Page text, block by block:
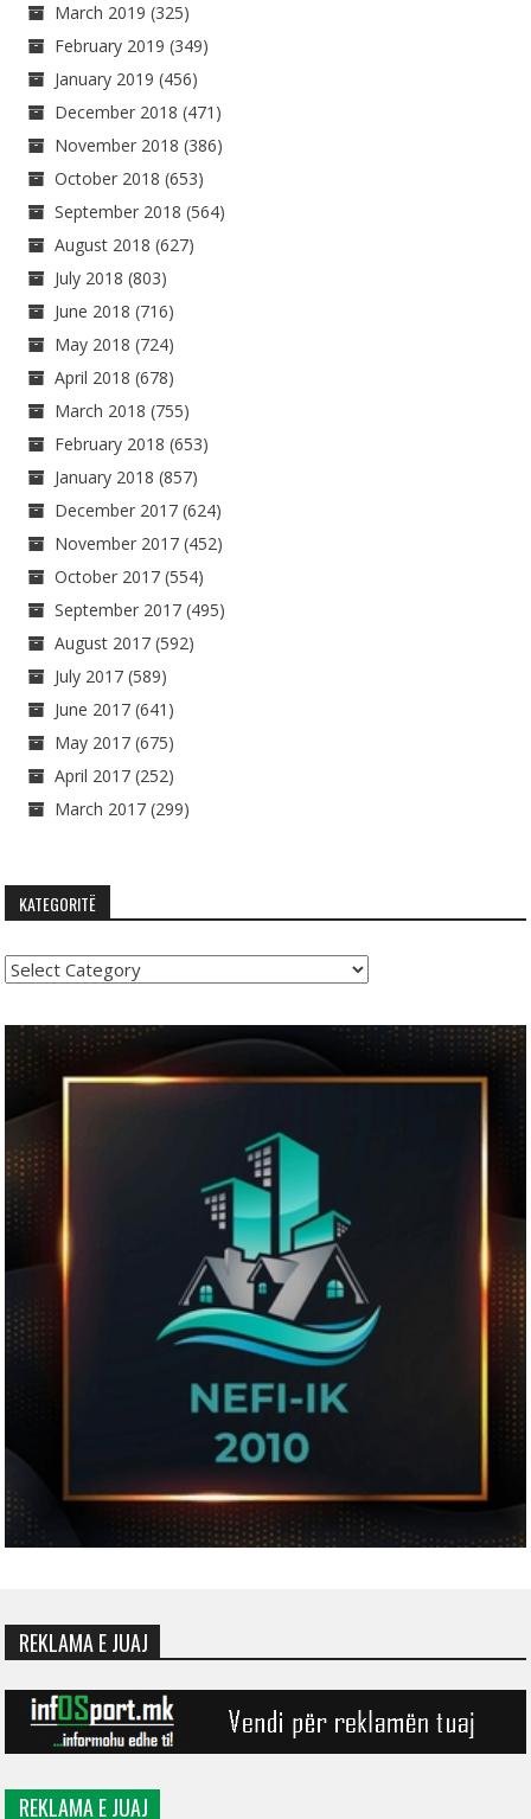
March 2019 (325)
February 2019 (349)
January 2019 (456)
December 2018 (471)
November 2018 (386)
October 2018 (653)
September 2018 (564)
August 2018 (627)
July 2018 (803)
June 2018 (716)
May 2018 (724)
April 2018 (678)
March 2018 (755)
February 2018 (653)
January 2018 (857)
December 2017 (624)
November 2017 (452)
October 2017 (554)
September 2017 (495)
August 2017 (592)
July 2017 (589)
June 2017 (641)
May 2017 (675)
April 2017 (252)
March 2017 (299)
KATEGORITË
Kategoritë
REKLAMA E JUAJ
REKLAMA E JUAJ